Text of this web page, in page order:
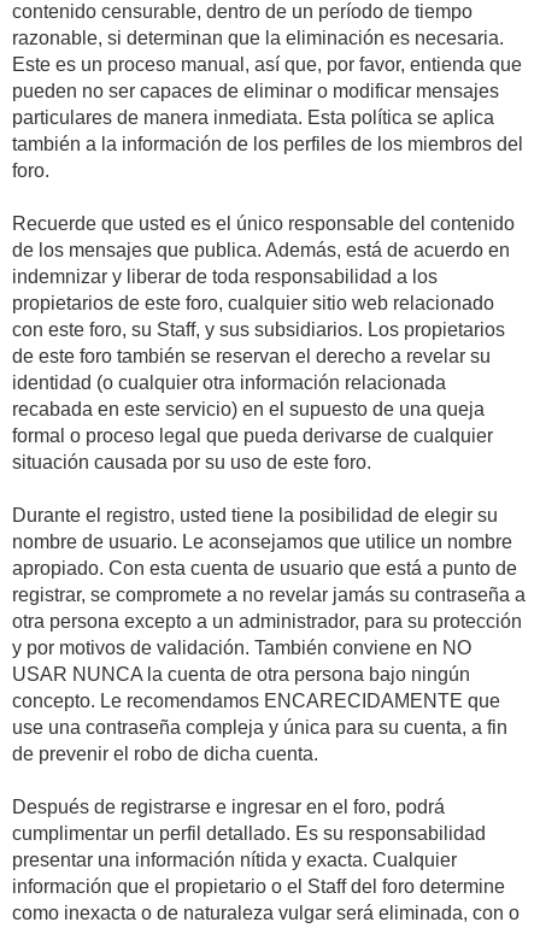
contenido censurable, dentro de un período de tiempo
razonable, si determinan que la eliminación es necesaria.
Este es un proceso manual, así que, por favor, entienda que
pueden no ser capaces de eliminar o modificar mensajes
particulares de manera inmediata. Esta política se aplica
también a la información de los perfiles de los miembros del
foro.
Recuerde que usted es el único responsable del contenido
de los mensajes que publica. Además, está de acuerdo en
indemnizar y liberar de toda responsabilidad a los
propietarios de este foro, cualquier sitio web relacionado
con este foro, su Staff, y sus subsidiarios. Los propietarios
de este foro también se reservan el derecho a revelar su
identidad (o cualquier otra información relacionada
recabada en este servicio) en el supuesto de una queja
formal o proceso legal que pueda derivarse de cualquier
situación causada por su uso de este foro.
Durante el registro, usted tiene la posibilidad de elegir su
nombre de usuario. Le aconsejamos que utilice un nombre
apropiado. Con esta cuenta de usuario que está a punto de
registrar, se compromete a no revelar jamás su contraseña a
otra persona excepto a un administrador, para su protección
y por motivos de validación. También conviene en NO
USAR NUNCA la cuenta de otra persona bajo ningún
concepto. Le recomendamos ENCARECIDAMENTE que
use una contraseña compleja y única para su cuenta, a fin
de prevenir el robo de dicha cuenta.
Después de registrarse e ingresar en el foro, podrá
cumplimentar un perfil detallado. Es su responsabilidad
presentar una información nítida y exacta. Cualquier
información que el propietario o el Staff del foro determine
como inexacta o de naturaleza vulgar será eliminada, con o